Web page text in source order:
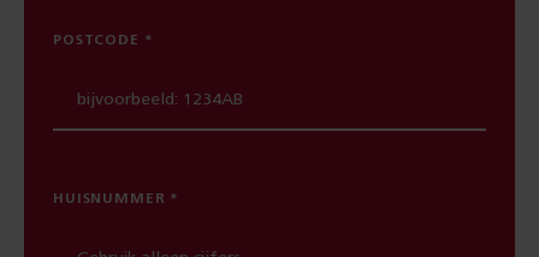
POSTCODE
HUISNUMMER